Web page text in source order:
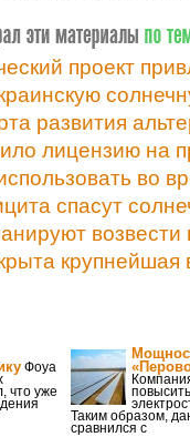
проект
развития
лицензию на
во
спасут
крупнейшая
Фоуа
что уже
Таким образом,
сравнился с